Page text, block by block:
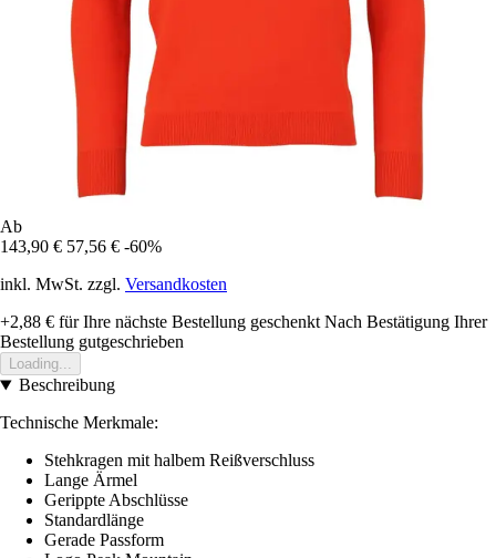
Ab
143,90 € 57,56 € -60%
inkl. MwSt. zzgl. Versandkosten
+2,88 € für Ihre nächste Bestellung geschenkt Nach Bestätigung Ihrer
Bestellung gutgeschrieben
Loading...
Beschreibung
Technische Merkmale:
Stehkragen mit halbem Reißverschluss
Lange Ärmel
Gerippte Abschlüsse
Standardlänge
Gerade Passform